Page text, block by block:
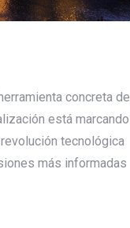
concreta de
está marcando
tecnológica
más informadas